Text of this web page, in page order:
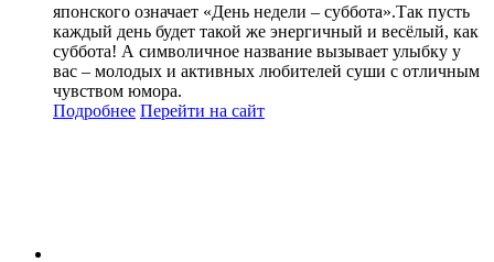
японского означает «День недели – суббота».Так пусть
каждый день будет такой же энергичный и весёлый, как
суббота! А символичное название вызывает улыбку у
вас – молодых и активных любителей суши с отличным
чувством юмора.
Подробнее Перейти на сайт